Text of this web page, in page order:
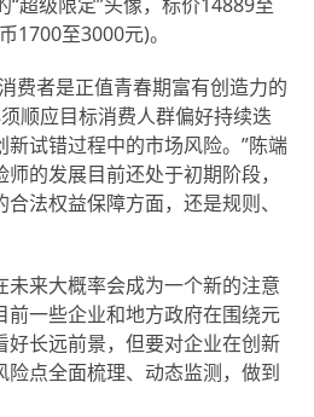
超级限定”头像，标价14889至
1700至3000元)。
费者是正值青春期富有创造力的
顺应目标消费人群偏好持续迭
试错过程中的市场风险。”陈端
的发展目前还处于初期阶段，
法权益保障方面，还是规则、
未来大概率会成为一个新的注意
前一些企业和地方政府在围绕元
好长远前景，但要对企业在创新
点全面梳理、动态监测，做到